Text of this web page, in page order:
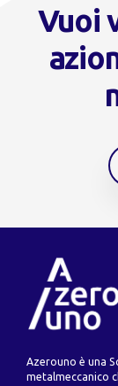
Vuoi
Azerouno è una
metalmeccanico